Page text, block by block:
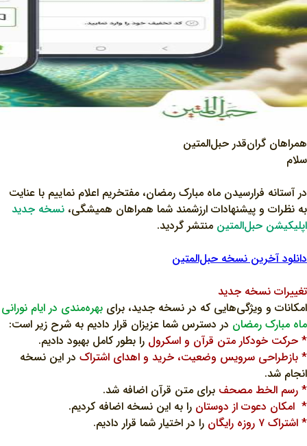
همراهان گران‌قدر حبل‌المتین
سلام
در آستانه فرارسیدن ماه مبارک رمضان، مفتخریم اعلام نماییم با عنایت
به نظرات و پیشنهادات ارزشمند شما همراهان همیشگی، نسخه جدید
اپلیکیشن حبل‌المتین منتشر گردید.
دانلود آخرین نسخه حبل‌المتین
تغییرات نسخه جدید
امکانات و ویژگی‌هایی که در نسخه جدید، برای بهره‌مندی در ایام نورانی
ماه مبارک رمضان در دسترس شما عزیزان قرار دادیم به شرح زیر است:
* حرکت خودکار متن قرآن و اسکرول را بطور کامل بهبود دادیم.
* بازطراحی سرویس وضعیت، خرید و اهدای اشتراک در این نسخه
انجام شد.
* رسم الخط مصحف برای متن قرآن اضافه شد.
* امکان دعوت از دوستان را به این نسخه اضافه کردیم.
* اشتراک ۷ روزه رایگان
را در اختیار شما قرار دادیم.